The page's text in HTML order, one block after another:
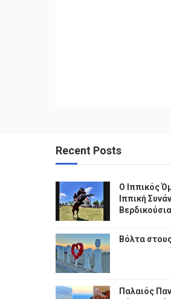
Recent Posts
Ο Ιππικός
Ιππική
Βόλτα
Παλαιός